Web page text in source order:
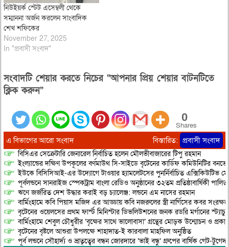
নিউইয়র্ক স্টেট এসেম্বলী থেকে
সম্মাননা অর্জন করলেন সাংবাদিক
শেখ শফিকের
November 27, 2025
In "প্রবাসী সংবাদ"
সংবাদটি শেয়ার করতে নিচের “আপনার প্রিয় শেয়ার বাটনটিতে
ক্লিক করুন”
0
Shares
এ বিভাগের আরো সংবাদ বিস্তারিত: প্রবাসী সংবাদ
বিসিএর সেক্রেটারি জেনারেল নির্বাচিত হলেন মৌলভীবাজারের টিপু রহমান
ইংল্যান্ডের দক্ষিণ উপকূলের বর্ণমাউথ সি-সাইডে বৃটেনের কার্ডিফ কমিউনিটির
ইউকে বিসিসিআই-এর উদ্যোগে টাওয়ার হ্যামলেটসের পুনর্নির্বাচিত এক্সিকিউটিভ
পূর্বলন্ডনে সানরাইজ স্পেকট্রাম বাংলা রেডিও অনুষ্ঠানের ৩২তম প্রতিষ্ঠাবার্ষিকী পালিত
​ঋণে জর্জরিত দেশ উদ্ধার করাই বড় চ্যালেঞ্জ: লন্ডনে এম নাসের রহমান
বার্মিংহামে কবি পিয়াস মজিদ এর আড্ডায় কবি নজরুলের স্ত্রী নার্গিসের কবর
বৃটেনের ওয়েলসের প্রথম ফার্স্ট মিনিস্টার ডিভলিউশনের জনক রডরি মর্গানের স্ট্যাচু
বার্মিংহামে শেবুল চৌধুরীর ‘বৃক্ষের সাথে ভালোবাসা’ গ্রন্থের মোড়ক উন্মোচন ও
বৃটেনের বৃষ্টলে আশুরা উপলক্ষে শাহাদাত-ই কারবালা মাহফিল অনুষ্ঠিত
পূর্ব লন্ডনে সৌহার্দ্য ও ভ্রাতৃত্বের বন্ধন জোরদারে ‘ভাই বন্ধু’ গ্রুপের বার্ষিক গেট-